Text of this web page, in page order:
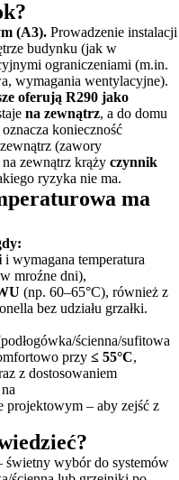
(A3). Prowadzenie instalacji
budynku (jak w
ograniczeniami (m.in.
wymagania wentylacyjne).
oferują R290 jako
na zewnątrz, a do domu
konieczność
(zawory
na zewnątrz krąży czynnik
ryzyka nie ma.
ma
i wymagana temperatura
mroźne dni),
(np. 60–65°C), również z
bez udziału grzałki.
ścienna/sufitowa
przy ≤ 55°C,
z dostosowaniem
projektowym – aby zejść z
świetny wybór do systemów